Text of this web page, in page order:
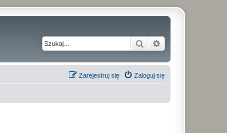
Szukaj
Zaloguj się
Zarejestruj się